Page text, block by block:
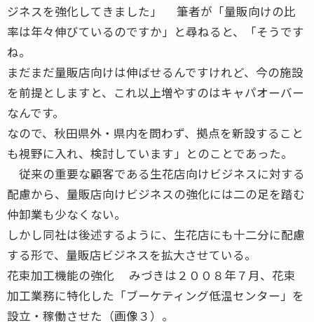
ジネスを強化してきました」 筆者が「量販向けの比
率は年々伸びているのですか」と尋ねると、「そうです
ね。
まだまだ量販店向けは伸ばせるんですけれど、今の施設
を前提としますと、これ以上増やすのはキャパオーバー
なんです。
なので、秋田県外・県内を問わず、拠点を新設すること
も視野に入れ、検討しています」とのことであった。
従来の重要な顧客である生花店向けビジネスに対する
配慮から、量販店向けビジネスの強化には二の足を踏む
仲卸業も少なくない。
しかし同社は後述するように、生花店にも十二分に配慮
する形で、量販店ビジネスを拡大させている。
花束加工機能の強化 みづきは２００８年７月、花束
加工業務に特化した「ブーケティング低温センター」を
設立・稼働させた（画像３）。